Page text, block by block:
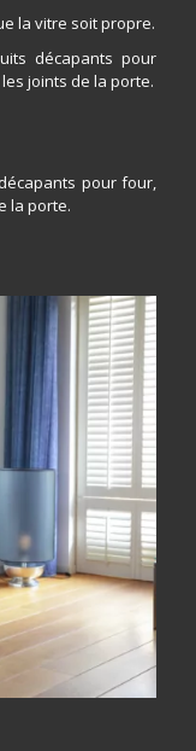
la vitre soit propre.
décapants pour
joints de la porte.
pour four,
la porte.